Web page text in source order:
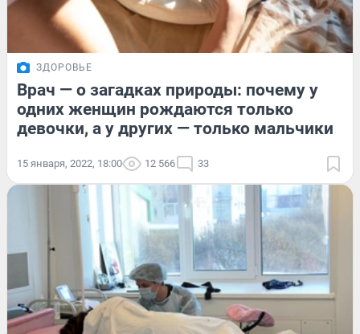
ЗДОРОВЬЕ
Врач — о загадках природы: почему у
одних женщин рождаются только
девочки, а у других — только мальчики
15 января, 2022, 18:00 12 566 33